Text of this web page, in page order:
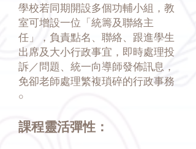
學校若同期開設多個功輔小組，教
室可增設一位「統籌及聯絡主
任」，負責點名、聯絡、跟進學生
出席及大小行政事宜，即時處理投
訴／問題、統一向導師發佈訊息，
免卻老師處理繁複瑣碎的行政事務
￮
課程靈活彈性：